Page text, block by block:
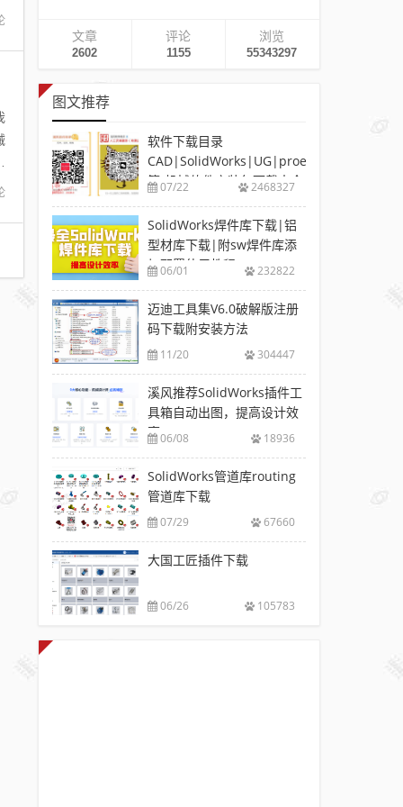
文章
2602
评论
1155
浏览
55343297
图文推荐
软件下载目录
CAD|SolidWorks|UG|proe
等-机械软件安装包下载大全
07/22 2468327
SolidWorks焊件库下载|铝
型材库下载|附sw焊件库添
加配置使用教程
06/01 232822
迈迪工具集V6.0破解版注册
码下载附安装方法
11/20 304447
溪风推荐SolidWorks插件工
具箱自动出图，提高设计效
率06/08 18936
SolidWorks管道库routing
管道库下载
07/29 67660
大国工匠插件下载
06/26 105783